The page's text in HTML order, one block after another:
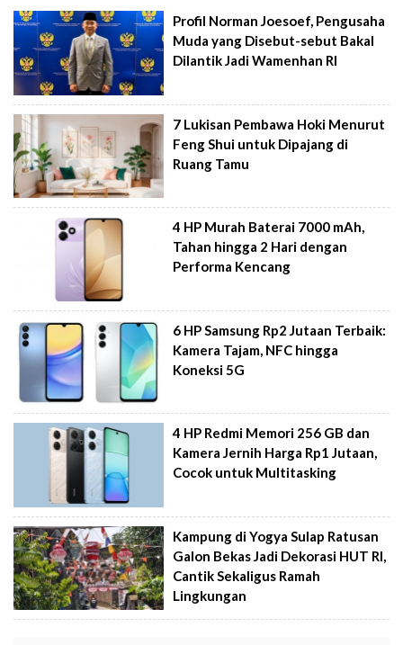
Profil Norman Joesoef, Pengusaha
Muda yang Disebut-sebut Bakal
Dilantik Jadi Wamenhan RI
7 Lukisan Pembawa Hoki Menurut
Feng Shui untuk Dipajang di
Ruang Tamu
4 HP Murah Baterai 7000 mAh,
Tahan hingga 2 Hari dengan
Performa Kencang
6 HP Samsung Rp2 Jutaan Terbaik:
Kamera Tajam, NFC hingga
Koneksi 5G
4 HP Redmi Memori 256 GB dan
Kamera Jernih Harga Rp1 Jutaan,
Cocok untuk Multitasking
Kampung di Yogya Sulap Ratusan
Galon Bekas Jadi Dekorasi HUT RI,
Cantik Sekaligus Ramah
Lingkungan